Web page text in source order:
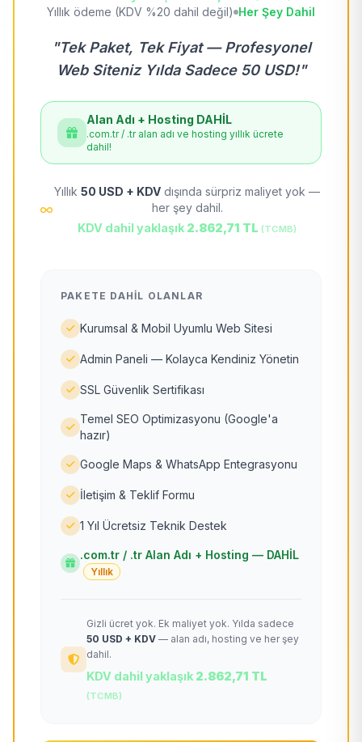
Yıllık ödeme (KDV %20 dahil değil) Her Şey Dahil
"Tek Paket, Tek Fiyat — Profesyonel
Web Siteniz Yılda Sadece 50 USD!"
Alan Adı + Hosting DAHİL
.com.tr / .tr alan adı ve hosting yıllık ücrete
dahil!
Yıllık 50 USD + KDV dışında sürpriz maliyet yok —
her şey dahil.
KDV dahil yaklaşık 2.862,71 TL (TCMB)
PAKETE DAHIL OLANLAR
Kurumsal & Mobil Uyumlu Web Sitesi
Admin Paneli — Kolayca Kendiniz Yönetin
SSL Güvenlik Sertifikası
Temel SEO Optimizasyonu (Google'a
hazır)
Google Maps & WhatsApp Entegrasyonu
İletişim & Teklif Formu
1 Yıl Ücretsiz Teknik Destek
.com.tr / .tr Alan Adı + Hosting — DAHİL
Yıllık
Gizli ücret yok. Ek maliyet yok. Yılda sadece
50 USD + KDV — alan adı, hosting ve her şey
dahil.
KDV dahil yaklaşık 2.862,71 TL
(TCMB)